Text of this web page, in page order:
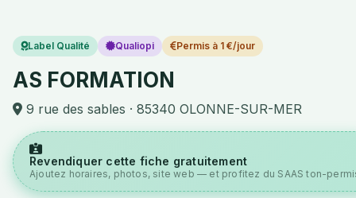
Label Qualité Qualiopi Permis à 1 €/jour
AS FORMATION
9 rue des sables · 85340 OLONNE-SUR-MER
Revendiquer cette fiche gratuitement
Ajoutez horaires, photos, site web — et profitez du SAAS ton-